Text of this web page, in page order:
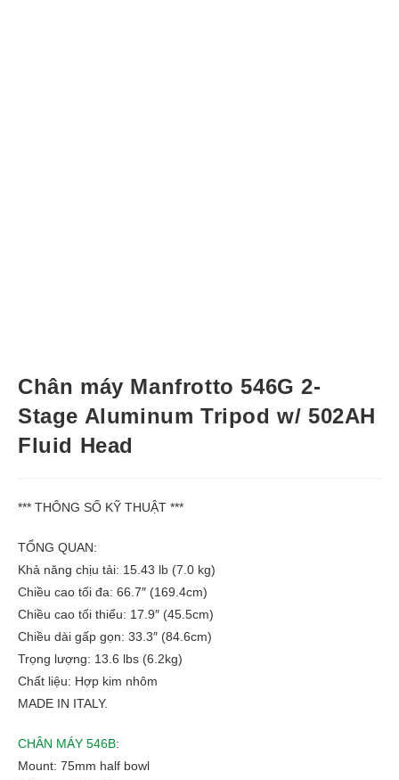
Chân máy Manfrotto 546G 2-
Stage Aluminum Tripod w/ 502AH
Fluid Head
*** THÔNG SỐ KỸ THUẬT ***
TỔNG QUAN:
Khả năng chịu tải: 15.43 lb (7.0 kg)
Chiều cao tối đa: 66.7″ (169.4cm)
Chiều cao tối thiểu: 17.9″ (45.5cm)
Chiều dài gấp gọn: 33.3″ (84.6cm)
Trọng lượng: 13.6 lbs (6.2kg)
Chất liệu: Hợp kim nhôm
MADE IN ITALY.
CHÂN MÁY 546B:
Mount: 75mm half bowl